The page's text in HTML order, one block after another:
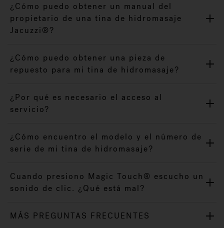
¿Cómo puedo obtener un manual del
propietario de una tina de hidromasaje
Jacuzzi®?
¿Cómo puedo obtener una pieza de
repuesto para mi tina de hidromasaje?
¿Por qué es necesario el acceso al
servicio?
¿Cómo encuentro el modelo y el número de
serie de mi tina de hidromasaje?
Cuando presiono Magic Touch® escucho un
sonido de clic. ¿Qué está mal?
MÁS PREGUNTAS FRECUENTES